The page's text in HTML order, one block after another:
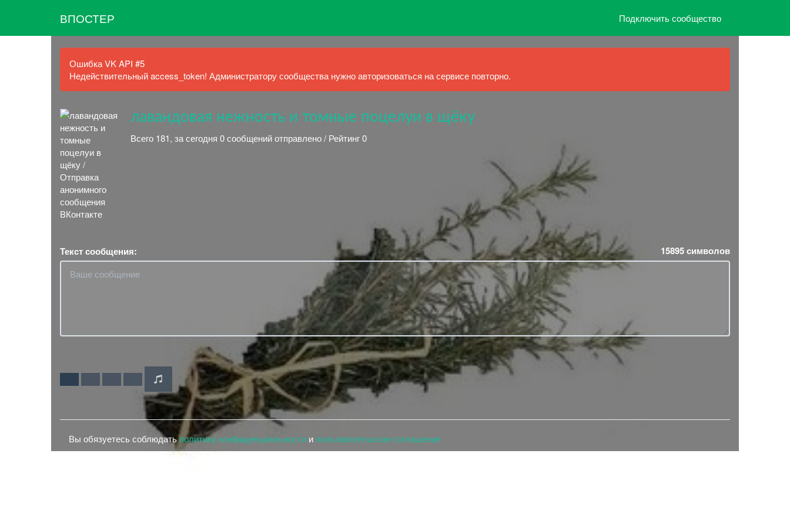
ВПОСТЕР Подключить сообщество
Ошибка VK API #5
Недействительный access_token! Администратору сообщества нужно авторизоваться на сервисе повторно.
лавандовая нежность и томные поцелуи в щёку
Всего 181, за сегодня 0 сообщений отправлено / Рейтинг 0
Текст сообщения: 15895символов
Вы обязуетесь соблюдатьполитику конфиденциальности и пользовательское соглашение